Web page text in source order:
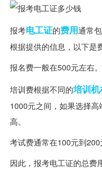
报考电工证的费用通常
根据提供的信息，以下是
报名费一般在500元左右。
培训费根据不同的培训
1000元之间，如果选择
高。
考试费通常在100元到200
因此，报考电工证的总费